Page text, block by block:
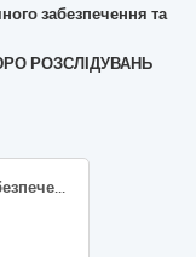
забезпечення та
РОЗСЛІДУВАНЬ
Підписки на безпекове програмне забезпечення (Лот №1 – Підписки Forti, Лот №2 – Підписка Cisco Duo Essentials або еквівалент)